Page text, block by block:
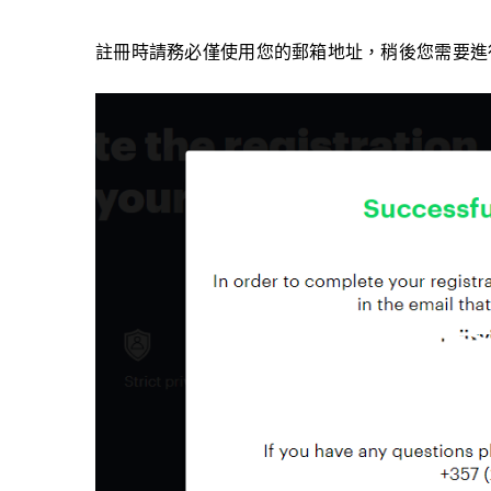
註冊時請務必僅使用您的郵箱地址，稍後您需要